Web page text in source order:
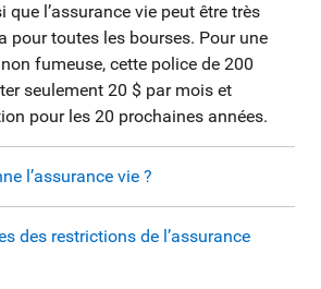
l’assurance vie peut être très
pour toutes les bourses. Pour une
fumeuse, cette police de 200
seulement 20 $ par mois et
pour les 20 prochaines années.
l’assurance vie ?
des restrictions de l’assurance